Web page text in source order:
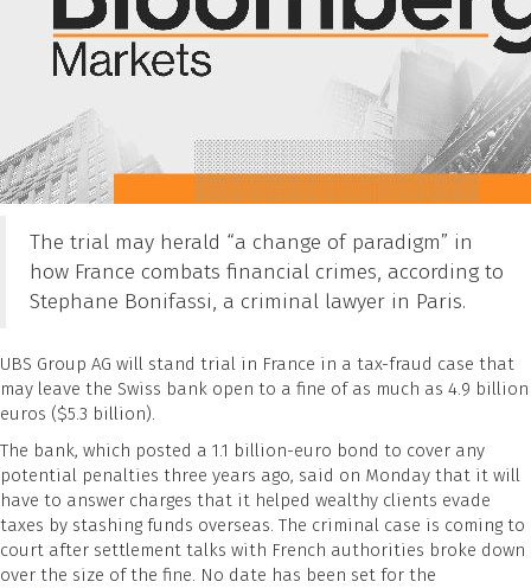
The trial may herald “a change of paradigm” in
how France combats financial crimes, according to
Stephane Bonifassi, a criminal lawyer in Paris.
UBS Group AG will stand trial in France in a tax-fraud case that
may leave the Swiss bank open to a fine of as much as 4.9 billion
euros ($5.3 billion).
The bank, which posted a 1.1 billion-euro bond to cover any
potential penalties three years ago, said on Monday that it will
have to answer charges that it helped wealthy clients evade
taxes by stashing funds overseas. The criminal case is coming to
court after settlement talks with French authorities broke down
over the size of the fine. No date has been set for the